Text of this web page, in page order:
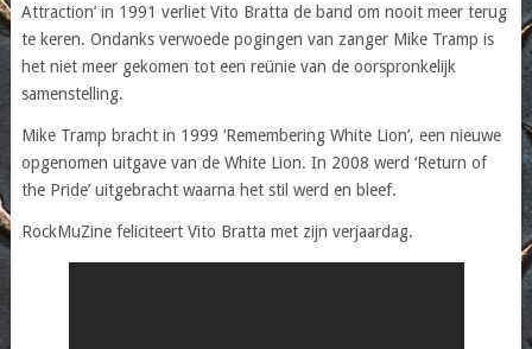
Attraction’ in 1991 verliet Vito Bratta de band om nooit meer terug
te keren. Ondanks verwoede pogingen van zanger Mike Tramp is
het niet meer gekomen tot een reünie van de oorspronkelijk
samenstelling.
Mike Tramp bracht in 1999 ‘Remembering White Lion’, een nieuwe
opgenomen uitgave van de White Lion. In 2008 werd ‘Return of
the Pride’ uitgebracht waarna het stil werd en bleef.
RockMuZine feliciteert Vito Bratta met zijn verjaardag.